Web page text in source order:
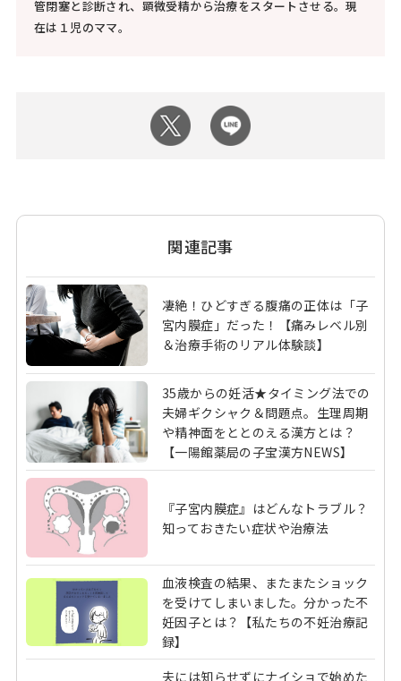
管閉塞と診断され、顕微受精から治療をスタートさせる。現
在は１児のママ。
関連記事
凄絶！ひどすぎる腹痛の正体は「子
宮内膜症」だった！【痛みレベル別
＆治療手術のリアル体験談】
35歳からの妊活★タイミング法での
夫婦ギクシャク＆問題点。生理周期
や精神面をととのえる漢方とは？
【一陽館薬局の子宝漢方NEWS】
『子宮内膜症』はどんなトラブル？
知っておきたい症状や治療法
血液検査の結果、またまたショック
を受けてしまいました。分かった不
妊因子とは？【私たちの不妊治療記
録】
夫には知らせずにナイショで始めた